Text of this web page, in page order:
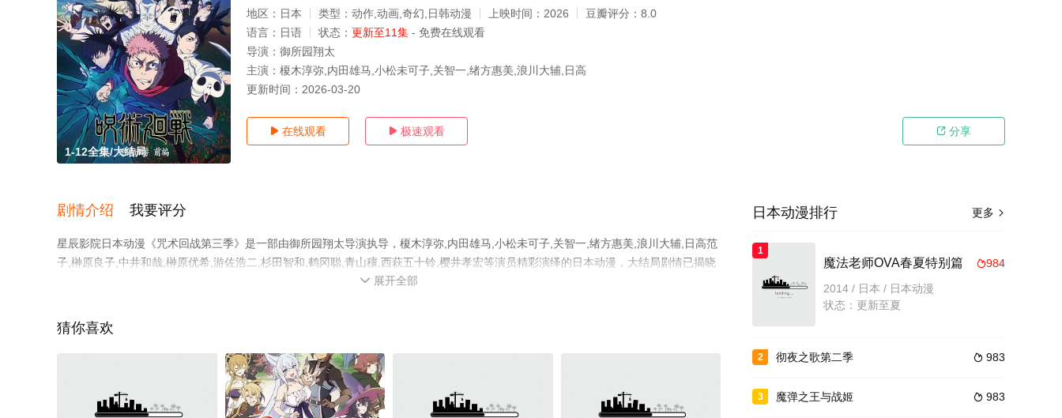
1-12全集/大结局
地区： 日本 类型： 动作,动画,奇幻,日韩动漫 上映时间： 2026 豆瓣评分： 8.0
语言： 日语 状态： 更新至11集 - 免费在线观看
导演： 御所园翔太
主演： 榎木淳弥,内田雄马,小松未可子,关智一,绪方惠美,浪川大辅,日高
更新时间： 2026-03-20
 在线观看  极速观看  分享
剧情介绍 我要评分
星辰影院日本动漫《咒术回战第三季》是一部由御所园翔太导演执导，榎木淳弥,内田雄马,小松未可子,关智一,绪方惠美,浪川大辅,日高范
子,榊原良子,中井和哉,榊原优希,游佐浩二,杉田智和,鹤冈聪,青山穰,西萩五十铃,樱井孝宏等演员精彩演绎的日本动漫，大结局剧情已揭晓
（1-12全集），手机免费观看高清无删减完整版动漫全集就上星辰电影网，更多相关信息可移步至豆瓣动漫、电视猫或剧情网等平台了
 展开全部
猜你喜欢
更多 
日本动漫排行
1
984
魔法老师OVA春夏特别篇
2014 / 日本 / 日本动漫
状态：更新至夏
2  983
彻夜之歌第二季
3  983
魔弹之王与战姬